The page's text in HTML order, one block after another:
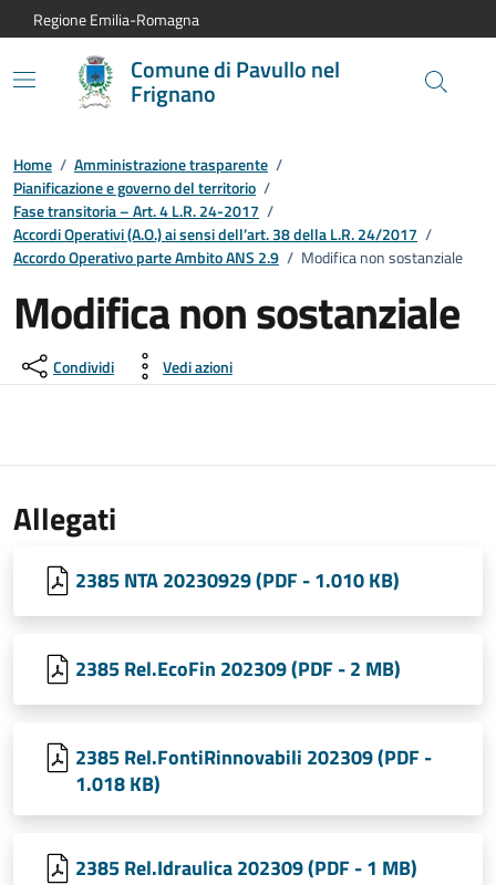
Vai al contenuto principale
Vai alla navigazione del sito
Vai al piede di pagina
Regione Emilia-Romagna
Comune di Pavullo nel
Frignano
Home / Amministrazione trasparente /
Pianificazione e governo del territorio /
Fase transitoria – Art. 4 L.R. 24-2017 /
Accordi Operativi (A.O.) ai sensi dell’art. 38 della L.R. 24/2017 /
Accordo Operativo parte Ambito ANS 2.9 / Modifica non sostanziale
Modifica non sostanziale
Condividi Vedi azioni
Allegati
2385 NTA 20230929 (PDF - 1.010 KB)
2385 Rel.EcoFin 202309 (PDF - 2 MB)
2385 Rel.FontiRinnovabili 202309 (PDF -
1.018 KB)
2385 Rel.Idraulica 202309 (PDF - 1 MB)